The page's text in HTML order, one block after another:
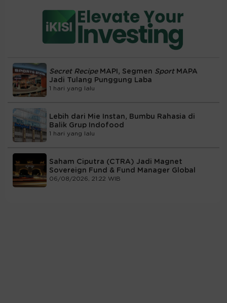
Secret RecipeMAPI, Segmen Sport MAPA
Jadi Tulang Punggung Laba
1 hari yang lalu
Lebih dari Mie Instan, Bumbu Rahasia di
Balik Grup Indofood
1 hari yang lalu
Saham Ciputra (CTRA) Jadi Magnet
Sovereign Fund & Fund Manager Global
06/08/2026, 21:22 WIB